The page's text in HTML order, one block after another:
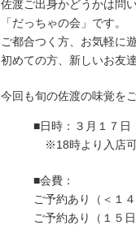
佐渡ご出身かどうかは問い
「だっちゃの会」です。
ご都合つく方、お気軽に
初めての方、新しいお友
今回も旬の佐渡の味覚を
■日時：３月１７
※18時より入店可
■会費：
ご予約あり（＜１
ご予約あり（１５